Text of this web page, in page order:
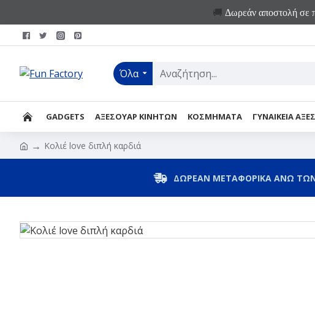
🚚 Δωρεάν αποστολή σε
Όλα
GADGETS ΑΞΕΣΟΥΑΡ ΚΙΝΗΤΩΝ ΚΟΣΜΗΜΑΤΑ ΓΥΝΑΙΚΕΙΑ
Κολιέ love διπλή καρδιά
ΔΩΡΕΑΝ ΜΕΤΑΦΟΡΙΚΑ ΑΝΩ